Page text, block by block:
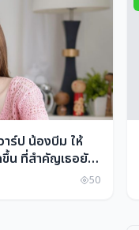
าร์ป น้องบีม ให้
ขึ้น ที่สำคัญเธอยัง
อยู่ จะเด็ดขนาด50